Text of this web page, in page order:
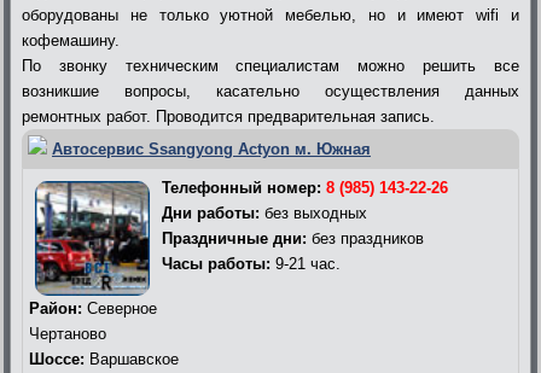
оборудованы не только уютной мебелью, но и имеют wifi и
кофемашину.
По звонку техническим специалистам можно решить все
возникшие вопросы, касательно осуществления данных
ремонтных работ. Проводится предварительная запись.
Автосервис Ssangyong Actyon м. Южная
Телефонный номер: 8 (985) 143-22-26
Дни работы: без выходных
Праздничные дни: без праздников
Часы работы: 9-21 час.
Район: Северное
Чертаново
Шоссе: Варшавское